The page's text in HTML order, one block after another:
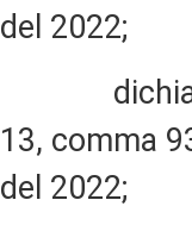
del 2022;
dichiara
13, comma
del 2022;